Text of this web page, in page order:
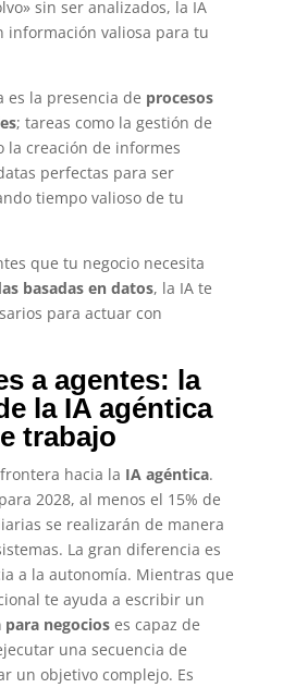
sin ser analizados, la IA
información valiosa para tu
es la presencia de procesos
; tareas como la gestión de
la creación de informes
perfectas para ser
tiempo valioso de tu
que tu negocio necesita
basadas en datos, la IA te
para actuar con
a agentes: la
la IA agéntica
trabajo
hacia la IA agéntica.
2028, al menos el 15% de
se realizarán de manera
La gran diferencia es
a la autonomía. Mientras que
te ayuda a escribir un
para negocioses capaz de
una secuencia de
un objetivo complejo. Es